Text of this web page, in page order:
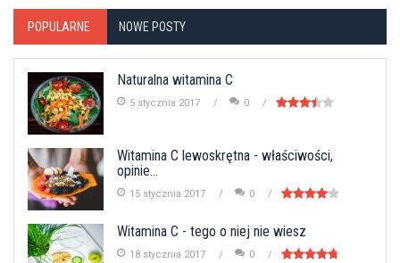
POPULARNE NOWE POSTY
Naturalna witamina C
5 stycznia 2017 0
Witamina C lewoskrętna - właściwości,
opinie...
15 stycznia 2017 0
Witamina C - tego o niej nie wiesz
18 stycznia 2017 0